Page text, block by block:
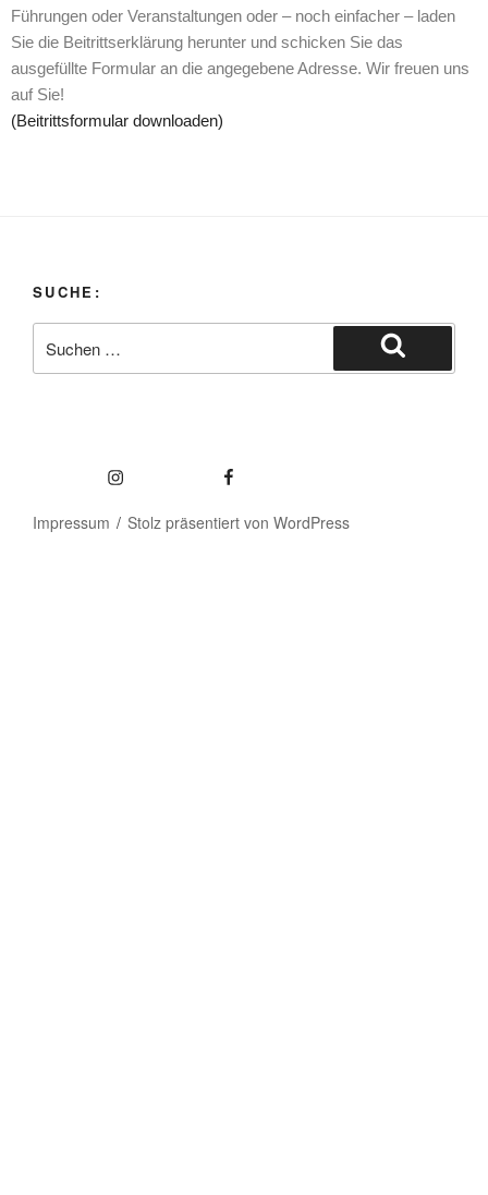
Führungen oder Veranstaltungen oder – noch einfacher – laden
Sie die Beitrittserklärung herunter und schicken Sie das
ausgefüllte Formular an die angegebene Adresse. Wir freuen uns
auf Sie!
(Beitrittsformular downloaden)
SUCHE:
Impressum Stolz präsentiert von WordPress